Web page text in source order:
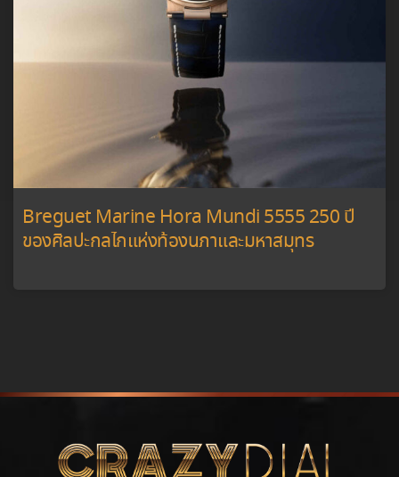
Breguet Marine Hora Mundi 5555 250 ปี
ของศิลปะกลไกแห่งท้องนภาและมหาสมุทร